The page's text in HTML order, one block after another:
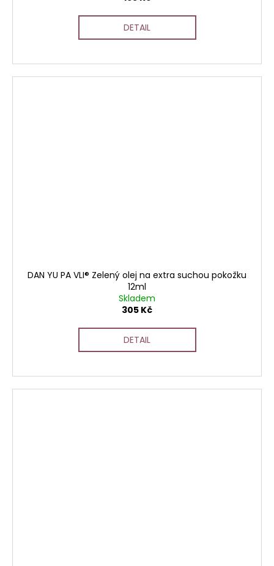
DETAIL
DAN YU PA VLI® Zelený olej na extra suchou pokožku
12ml
Skladem
305 Kč
DETAIL